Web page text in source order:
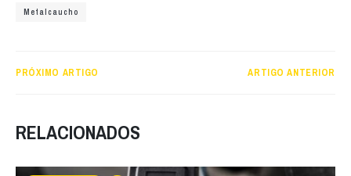
Metalcaucho
PRÓXIMO ARTIGO ARTIGO ANTERIOR
RELACIONADOS